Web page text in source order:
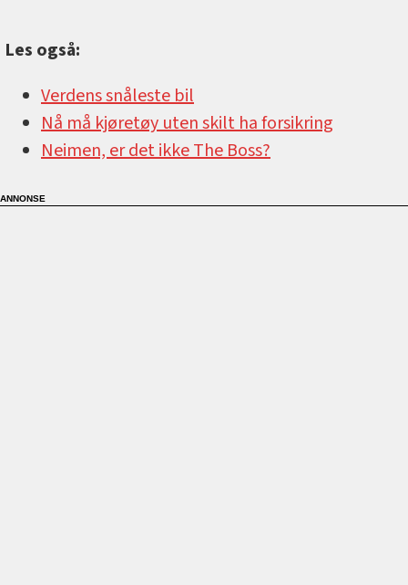
Les også:
Verdens snåleste bil
Nå må kjøretøy uten skilt ha forsikring
Neimen, er det ikke The Boss?